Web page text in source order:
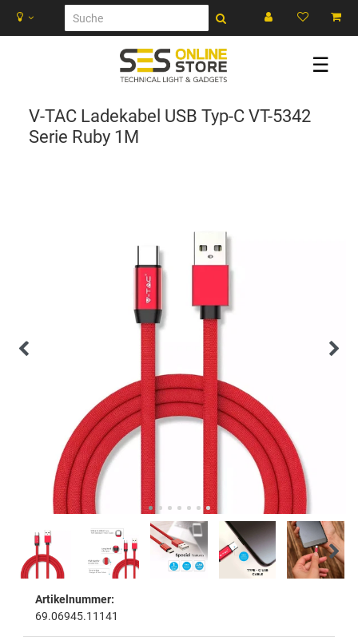
☰
V-TAC Ladekabel USB Typ-C VT-5342
Serie Ruby 1M
Artikelnummer:
69.06945.11141